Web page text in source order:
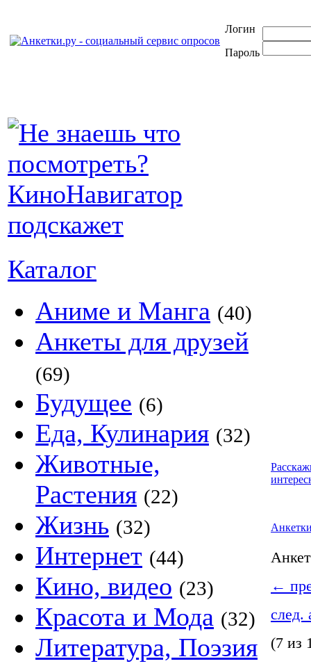
Логин
Пароль
Каталог
Аниме и Манга (40)
Анкеты для друзей
(69)
Будущее (6)
Еда, Кулинария (32)
Животные,
Растения (22)
Жизнь (32)
Интернет (44)
Кино, видео (23)
Красота и Мода (32)
Литература, Поэзия
←
след.
(7 из